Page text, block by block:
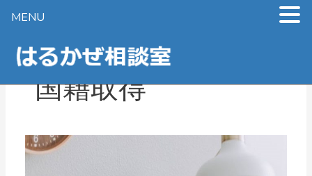
ス
国籍取得
日
本
MENU